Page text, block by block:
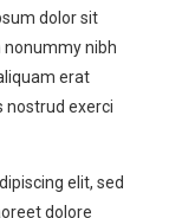
dolor sit
nonummy nibh
erat
nostrud exerci
elit, sed
dolore